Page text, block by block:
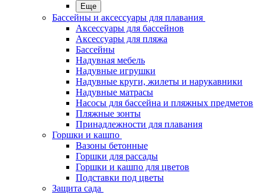
Еще
Бассейны и аксессуары для плавания
Аксессуары для бассейнов
Аксессуары для пляжа
Бассейны
Надувная мебель
Надувные игрушки
Надувные круги, жилеты и нарукавники
Надувные матрасы
Насосы для бассейна и пляжных предметов
Пляжные зонты
Принадлежности для плавания
Горшки и кашпо
Вазоны бетонные
Горшки для рассады
Горшки и кашпо для цветов
Подставки под цветы
Защита сада